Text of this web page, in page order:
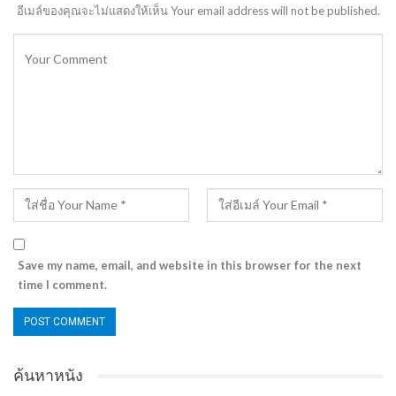
อีเมล์ของคุณจะไม่แสดงให้เห็น Your email address will not be published.
Save my name, email, and website in this browser for the next
time I comment.
ค้นหาหนัง